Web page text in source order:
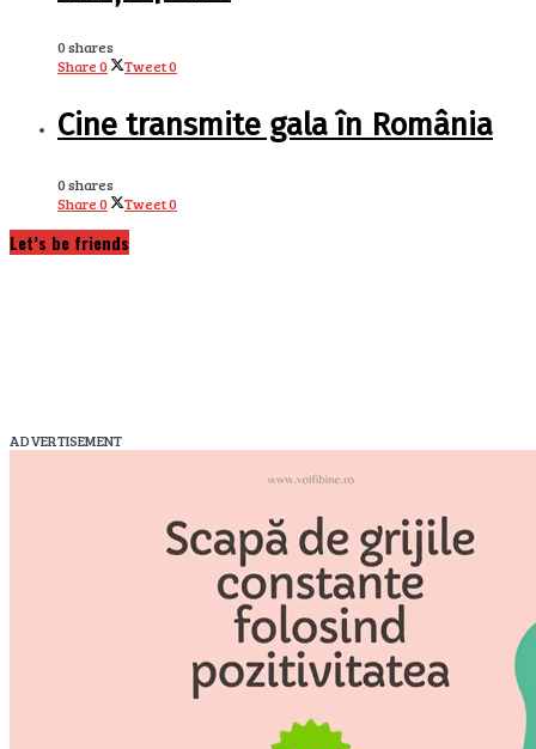
0 shares
Share0 Tweet0
Cine transmite gala în România
0 shares
Share0 Tweet0
Let’s be friends
ADVERTISEMENT